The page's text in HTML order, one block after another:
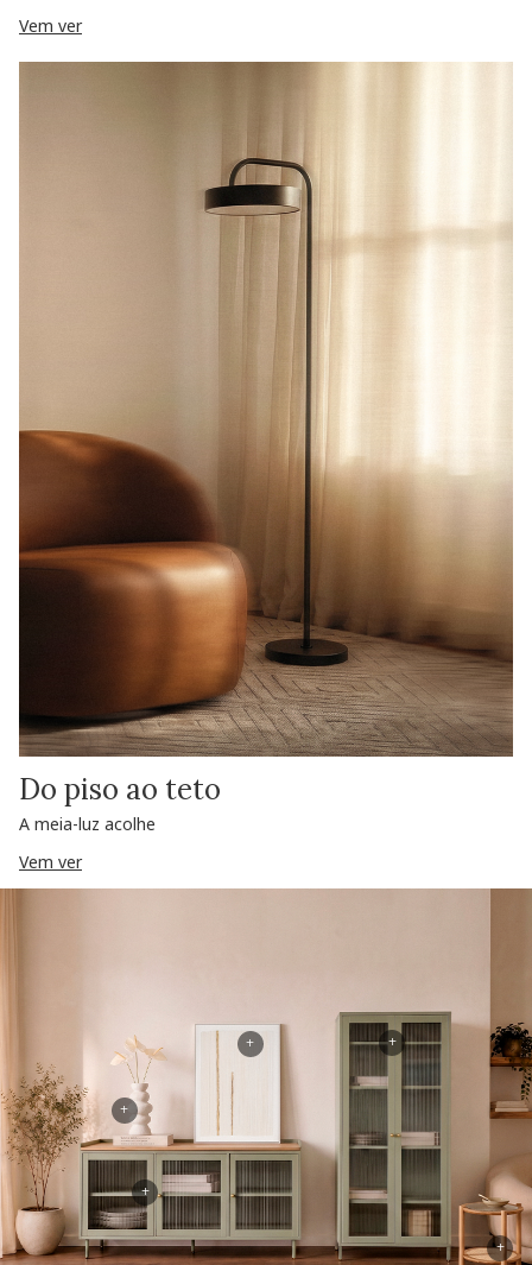
Vem ver
Do piso ao teto
A meia-luz acolhe
Vem ver
+
+
+
+
+